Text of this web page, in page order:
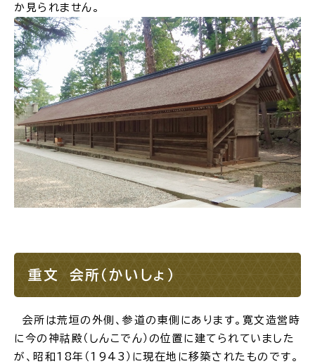
か見られません。
重文 会所（かいしょ）
会所は荒垣の外側、参道の東側にあります。寛文造営時
に今の神祜殿（しんこでん）の位置に建てられていました
が、昭和18年（1943）に現在地に移築されたものです。